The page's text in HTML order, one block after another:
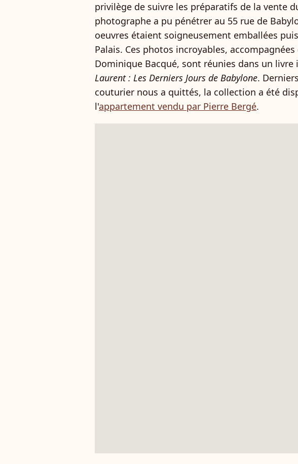
privilège de suivre les préparatifs de la vente
photographe a pu pénétrer au 55 rue de
oeuvres étaient soigneusement emballées
Palais. Ces photos incroyables,
Dominique Bacqué, sont réunies dans un
Laurent : Les Derniers Jours de Babylone.
couturier nous a quittés, la collection a été
l'appartement vendu par Pierre Bergé.